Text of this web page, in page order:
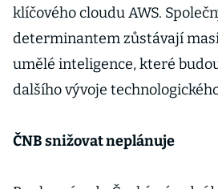
klíčového cloudu AWS.
determinantem zůstávají
umělé inteligence, které
dalšího vývoje
ČNB snižovat neplánuje